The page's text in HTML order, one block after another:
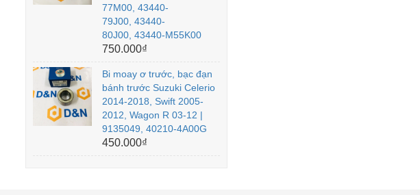
77M00, 43440-
79J00, 43440-
80J00, 43440-M55K00
750.000₫
Bi moay ơ trước, bạc đạn
bánh trước Suzuki Celerio
2014-2018, Swift 2005-
2012, Wagon R 03-12 |
9135049, 40210-4A00G
450.000₫